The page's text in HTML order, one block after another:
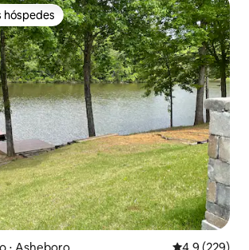
preferidos dos hóspedes
hóspedes